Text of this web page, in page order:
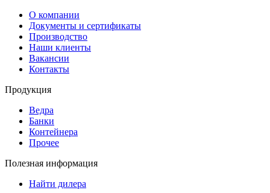
О компании
Документы и сертификаты
Производство
Наши клиенты
Вакансии
Контакты
Продукция
Ведра
Банки
Контейнера
Прочее
Полезная информация
Найти дилера